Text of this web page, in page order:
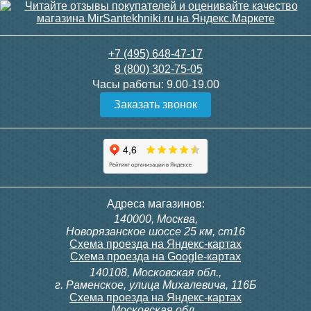
itermic Конвектор
внутрипольный
3 150
Подробнее Подробнее
100T, 230В (накладной,
расписание, упр.с пульта)
28 000
300, 230В (врезной - квадр.
коробка)
9 700
+7 (495) 648-47-17
8 (800) 302-75-05
Часы работы: 9.00-19.00
Заказать звонок
Адреса магазинов:
140000, Москва,
Новорязанское шоссе 25 км, ст16
Схема проезда на Яндекс-картах
Схема проезда на Google-картах
140108, Московская обл.,
г. Раменское, улица Михалевича, 116Б
Схема проезда на Яндекс-картах